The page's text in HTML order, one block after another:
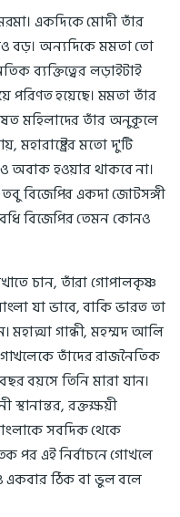
একদিকে মোদী তাঁর
বড়। অন্যদিকে মমতা তো
ব্যক্তিত্বের লড়াইটাই
পরিণত হয়েছে। মমতা তাঁর
মহিলাদের তাঁর অনুকূলে
মহারাষ্ট্রের মতো দু'টি
অবাক হওয়ার থাকবে না।
তবু বিজেপির একদা জোটসঙ্গী
বিজেপির তেমন কোনও
চান, তাঁরা গোপালকৃষ্ণ
যা ভাবে, বাকি ভারত তা
গান্ধী, মহম্মদ আলি
তাঁদের রাজনৈতিক
বয়সে তিনি মারা যান।
রক্তক্ষয়ী
সবদিক থেকে
পর এই নির্বাচনে গোখলে
একবার ঠিক বা ভুল বলে